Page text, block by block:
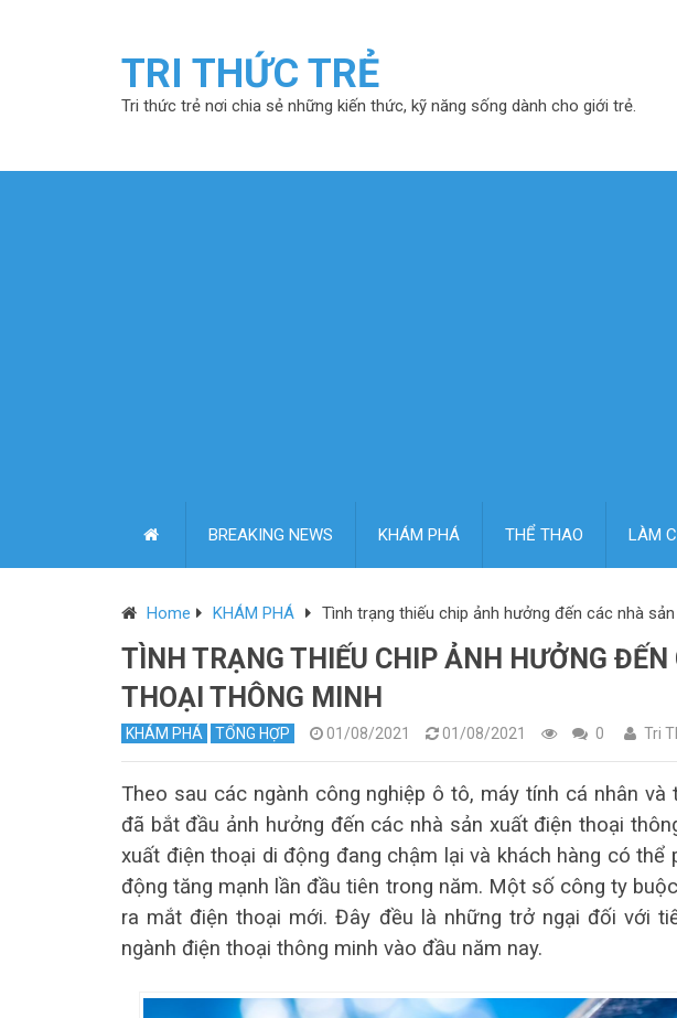
TRI THỨC TRẺ
Tri thức trẻ nơi chia sẻ những kiến thức, kỹ năng sống dành cho giới trẻ.
BREAKING NEWS KHÁM PHÁ THỂ THAO LÀM
Home KHÁM PHÁ Tình trạng thiếu chip ảnh hưởng đến các nhà
TÌNH TRẠNG THIẾU CHIP ẢNH HƯỞNG
THOẠI THÔNG MINH
KHÁM PHÁ TỔNG HỢP 01/08/2021 01/08/2021 0 Tri
Theo sau các ngành công nghiệp ô tô, máy tính cá nhân
đã bắt đầu ảnh hưởng đến các nhà sản xuất điện thoại
xuất điện thoại di động đang chậm lại và khách hàng có
động tăng mạnh lần đầu tiên trong năm. Một số công ty
ra mắt điện thoại mới. Đây đều là những trở ngại đối với
ngành điện thoại thông minh vào đầu năm nay.